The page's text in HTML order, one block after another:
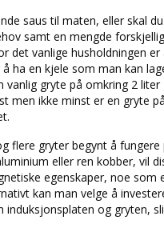
saus til maten, eller skal
samt en mengde
det vanlige husholdningen
ha en kjele som man kan
vanlig gryte på omkring 2 liter
men ikke minst er en gryte
flere gryter begynt å fungere
eller ren kobber, vil
egenskaper, noe som
kan man velge å
induksjonsplaten og gryten,